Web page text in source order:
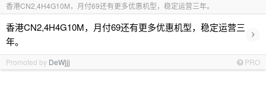
香港CN2,4H4G10M，月付69还有更多优惠机型，稳定运营三年。
香港CN2,4H4G10M，月付69还有更多优惠机型，稳定运营三
年。
›
Promoted by DeWjjj PRO